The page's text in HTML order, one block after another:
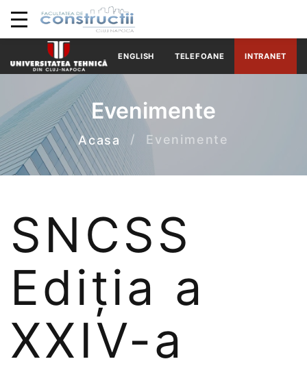
ENGLISH TELEFOANE INTRANET
Evenimente
Acasa Evenimente
SNCSS
Ediția a
XXIV-a